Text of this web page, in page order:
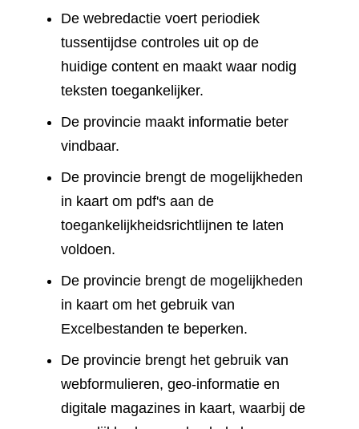
De webredactie voert periodiek
tussentijdse controles uit op de
huidige content en maakt waar nodig
teksten toegankelijker.
De provincie maakt informatie beter
vindbaar.
De provincie brengt de mogelijkheden
in kaart om pdf's aan de
toegankelijkheidsrichtlijnen te laten
voldoen.
De provincie brengt de mogelijkheden
in kaart om het gebruik van
Excelbestanden te beperken.
De provincie brengt het gebruik van
webformulieren, geo-informatie en
digitale magazines in kaart, waarbij de